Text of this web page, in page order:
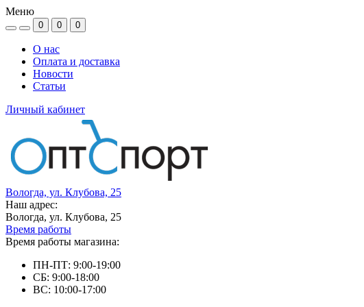
Меню
0 0 0
О нас
Оплата и доставка
Новости
Статьи
Личный кабинет
Вологда, ул. Клубова, 25
Наш адрес:
Вологда, ул. Клубова, 25
Время работы
Время работы магазина:
ПН-ПТ: 9:00-19:00
СБ: 9:00-18:00
ВС: 10:00-17:00